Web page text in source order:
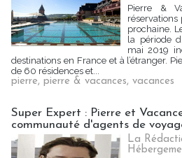
Pierre &
réservations
prochaine.
la période
mai 2019
destinations en France et à l’étranger.
de 60 résidences et...
pierre, pierre & vacances, vacances
Super Expert : Pierre et
communauté d'agents de
La